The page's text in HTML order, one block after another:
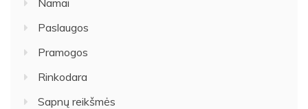
Paslaugos
Pramogos
Rinkodara
Sapnų reikšmės